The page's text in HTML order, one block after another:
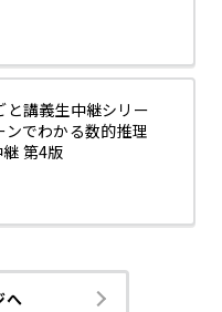
と講義生中継シリー
ンでわかる数的推理
第4版
へ